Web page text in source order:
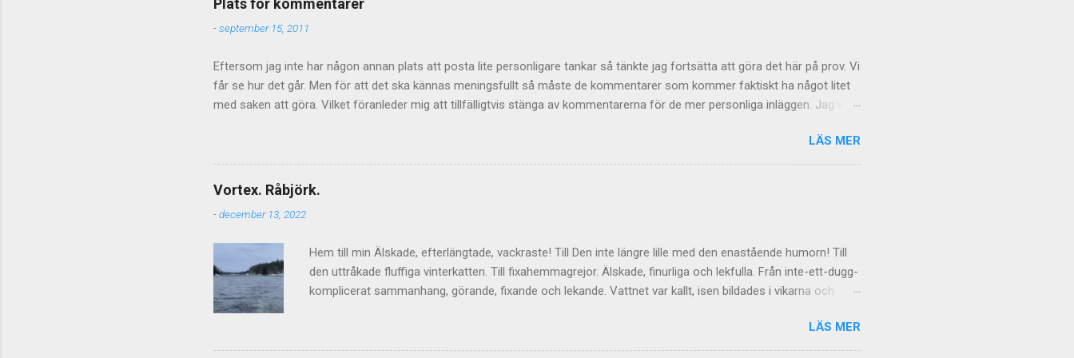
Plats för kommentarer
-september 15, 2011
Eftersom jag inte har någon annan plats att posta lite personligare tankar så tänkte jag fortsätta att göra det här på prov. Vi
får se hur det går. Men för att det ska kännas meningsfullt så måste de kommentarer som kommer faktiskt ha något litet
med saken att göra. Vilket föranleder mig att tillfälligtvis stänga av kommentarerna för de mer personliga inläggen. Jag vill
ibland blir hårda så kan de ge upphov till mycket viktiga tankar inte minst hos mig själv. Men vad gäller de mer personliga
sakerna så får det lova att bli åtminstone lite mer direktrelaterat. Så för det mer gängse framväxande
diskussionsmaterialet - kommentera här istället. Jag lägger upp den ute till höger också så att kommentarsfloden kan
fortsätta även om inläggen inte ger något att relatera till. Det finns ju något slags ständigt rullande
diskussion/kommentarsflod och den kan vi hålla levande här...
LÄS MER
Vortex. Råbjörk.
-december 13, 2022
Hem till min Älskade, efterlängtade, vackraste! Till Den inte längre lille med den enastående humorn! Till
den uttråkade fluffiga vinterkatten. Till fixahemmagrejor. Älskade, finurliga och lekfulla. Från inte-ett-dugg-
komplicerat sammanhang, görande, fixande och lekande. Vattnet var kallt, isen bildades i vikarna och
köpt höll mina fötter varma på akterdäcket i bitande kyla och vind; killen som höll i sensorn. Dagen flög
förbi, full av utmaningar, skratt och flöde. Den halva gula månen som lägger sig i öster, över bruksorten
LÄS MER